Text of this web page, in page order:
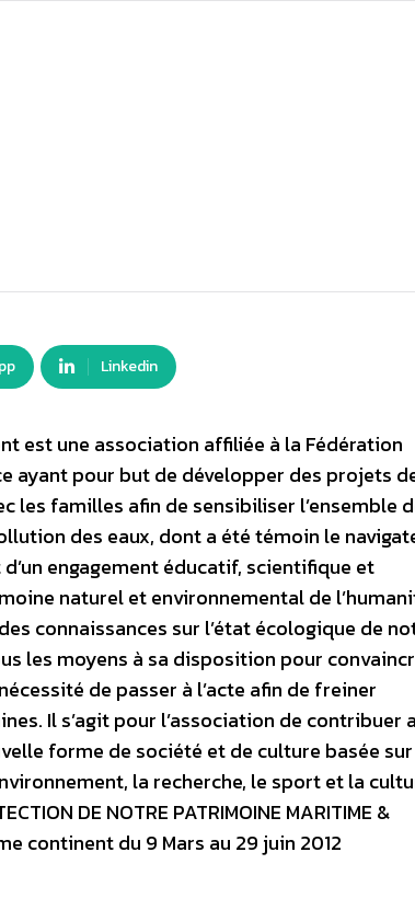
Linkedin
est une association affiliée à la Fédération
ayant pour but de développer des projets
les familles afin de sensibiliser l’ensemble
des eaux, dont a été témoin le
engagement éducatif, scientifique et
naturel et environnemental de
connaissances sur l’état écologique de
les moyens à sa disposition pour
de passer à l’acte afin de freiner
Il s’agit pour l’association de contribuer
forme de société et de culture basée
la recherche, le sport et la
DE NOTRE PATRIMOINE MARITIME &
continent du 9 Mars au 29 juin 2012